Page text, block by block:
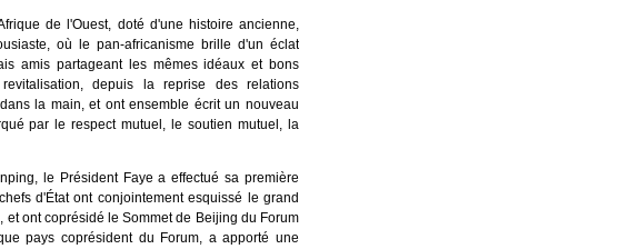
de l'Ouest, doté d'une histoire ancienne,
où le pan-africanisme brille d'un éclat
amis partageant les mêmes idéaux et bons
depuis la reprise des relations
la main, et ont ensemble écrit un nouveau
par le respect mutuel, le soutien mutuel, la
le Président Faye a effectué sa première
d'État ont conjointement esquissé le grand
ont coprésidé le Sommet de Beijing du Forum
pays coprésident du Forum, a apporté une